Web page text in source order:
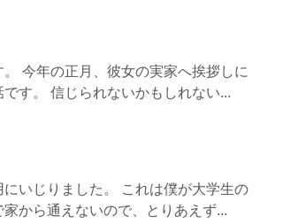
今年の正月、彼女の実家へ挨拶しに
す。 信じられないかもしれない...
いじりました。 これは僕が大学生の
から通えないので、とりあえず...